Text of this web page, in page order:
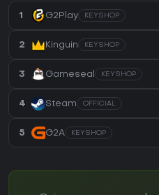
1 G2Play KEYSHOP
2 Kinguin KEYSHOP
3 Gameseal KEYSHOP
4 Steam OFFICIAL
5 G2A KEYSHOP